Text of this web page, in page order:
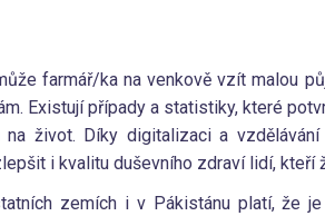
farmář/ka na venkově vzít malou
Existují případy a statistiky, které
na život. Díky digitalizaci a
i kvalitu duševního zdraví lidí, kteří
zemích i v Pákistánu platí, že